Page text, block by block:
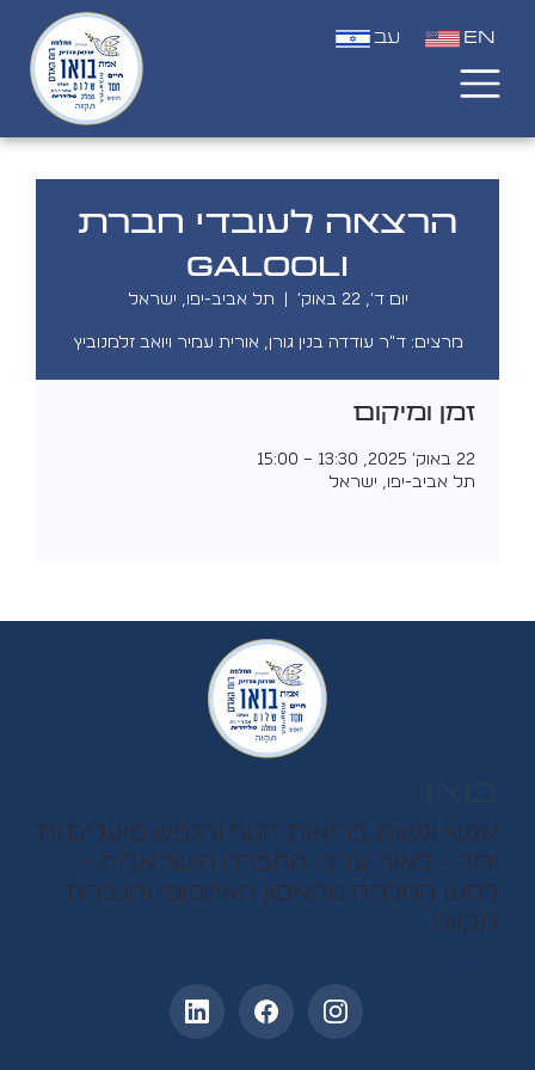
עב EN
הרצאה לעובדי חברת
Galooli
יום ד׳, 22 באוק׳ תל אביב-יפו, ישראל
מרצים: ד"ר עודדה בנין גורן, אורית עמיר ויואב זלמנוביץ
זמן ומיקום
22 באוק׳ 2025, 13:30 – 15:00
תל אביב-יפו, ישראל
אנשי ונשות בריאות הגוף והנפש פועלים.ות
יחד - לאור ערכי החברה הישראלית -
למען החלמה מהאסון האינסופי והגברת
תקווה.